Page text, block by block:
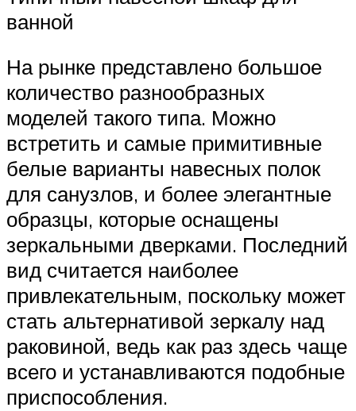
ванной
На рынке представлено большое
количество разнообразных
моделей такого типа. Можно
встретить и самые примитивные
белые варианты навесных полок
для санузлов, и более элегантные
образцы, которые оснащены
зеркальными дверками. Последний
вид считается наиболее
привлекательным, поскольку может
стать альтернативой зеркалу над
раковиной, ведь как раз здесь чаще
всего и устанавливаются подобные
приспособления.